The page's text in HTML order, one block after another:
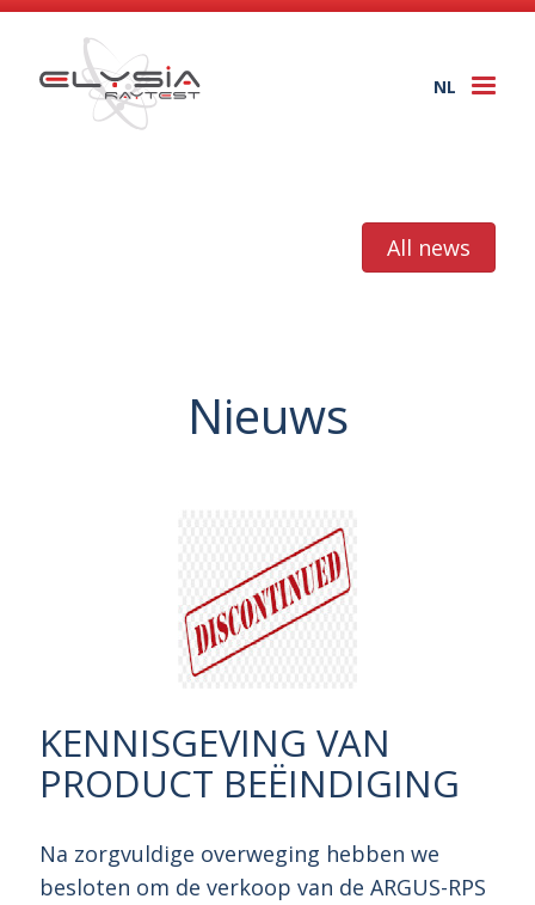
NL
All news
Nieuws
KENNISGEVING VAN
PRODUCT BEËINDIGING
Na zorgvuldige overweging hebben we
besloten om de verkoop van de ARGUS-RPS